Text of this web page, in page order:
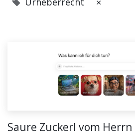
Saure Zuckerl vom